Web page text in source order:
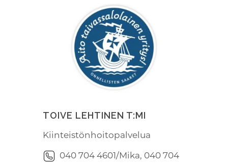
TOIVE LEHTINEN T:MI
Kiinteistönhoitopalvelua
040 704 4601/Mika, 040 704